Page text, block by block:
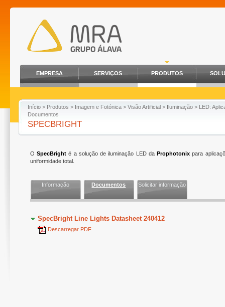
EMPRESA SERVIÇOS PRODUTOS
Início > Produtos > Imagem e Fotónica > Visão Artificial > Iluminação > LED:
Documentos
SPECBRIGHT
OSpecBright é a solução de iluminação LED daProphotonix para
uniformidade total.
Informação Documentos Solicitar informação
SpecBright Line Lights Datasheet 240412
Descarregar PDF